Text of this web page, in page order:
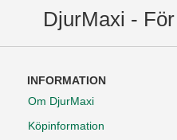
DjurMaxi -
INFORMATION
Om DjurMaxi
Köpinformation